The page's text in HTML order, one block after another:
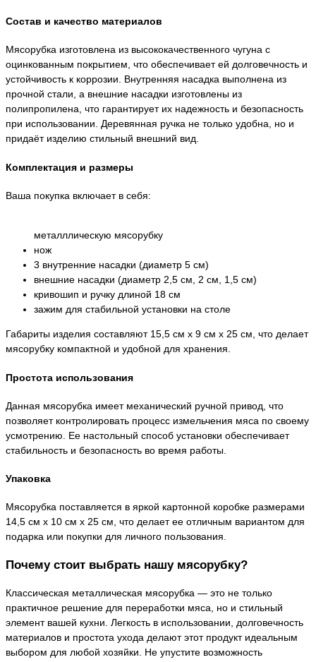
Состав и качество материалов
Мясорубка изготовлена из высококачественного чугуна с
оцинкованным покрытием, что обеспечивает ей долговечность и
устойчивость к коррозии. Внутренняя насадка выполнена из
прочной стали, а внешние насадки изготовлены из
полипропилена, что гарантирует их надежность и безопасность
при использовании. Деревянная ручка не только удобна, но и
придаёт изделию стильный внешний вид.
Комплектация и размеры
Ваша покупка включает в себя:
металллическую мясорубку
нож
3 внутренние насадки (диаметр 5 см)
внешние насадки (диаметр 2,5 см, 2 см, 1,5 см)
кривошип и ручку длиной 18 см
зажим для стабильной установки на столе
Габариты изделия составляют 15,5 см x 9 см x 25 см, что делает
мясорубку компактной и удобной для хранения.
Простота использования
Данная мясорубка имеет механический ручной привод, что
позволяет контролировать процесс измельчения мяса по своему
усмотрению. Ее настольный способ установки обеспечивает
стабильность и безопасность во время работы.
Упаковка
Мясорубка поставляется в яркой картонной коробке размерами
14,5 см x 10 см x 25 см, что делает ее отличным вариантом для
подарка или покупки для личного пользования.
Почему стоит выбрать нашу мясорубку?
Классическая металлическая мясорубка — это не только
практичное решение для переработки мяса, но и стильный
элемент вашей кухни. Легкость в использовании, долговечность
материалов и простота ухода делают этот продукт идеальным
выбором для любой хозяйки. Не упустите возможность